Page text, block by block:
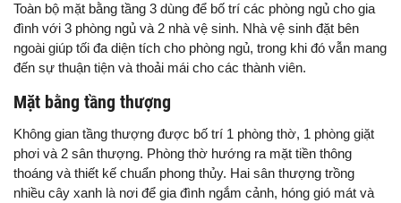
Toàn bộ mặt bằng tầng 3 dùng để bố trí các phòng ngủ cho gia
đình với 3 phòng ngủ và 2 nhà vệ sinh. Nhà vệ sinh đặt bên
ngoài giúp tối đa diện tích cho phòng ngủ, trong khi đó vẫn mang
đến sự thuận tiện và thoải mái cho các thành viên.
Mặt bằng tầng thượng
Không gian tầng thượng được bố trí 1 phòng thờ, 1 phòng giặt
phơi và 2 sân thượng. Phòng thờ hướng ra mặt tiền thông
thoáng và thiết kế chuẩn phong thủy. Hai sân thượng trồng
nhiều cây xanh là nơi để gia đình ngắm cảnh, hóng gió mát và